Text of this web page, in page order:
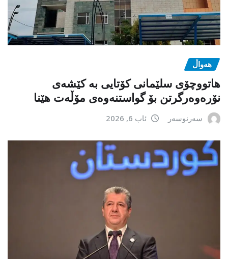
هەواڵ
هاتووچۆی سلێمانی کۆتایی بە کێشەی
نۆرەوەرگرتن بۆ گواستنەوەی مۆڵەت هێنا
سەرنوسەر ئاب 6, 2026